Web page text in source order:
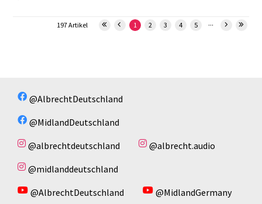
1 2 3 4 5 ...
197 Artikel
@AlbrechtDeutschland
@MidlandDeutschland
@albrechtdeutschland
@albrecht.audio
@midlanddeutschland
@AlbrechtDeutschland
@MidlandGermany